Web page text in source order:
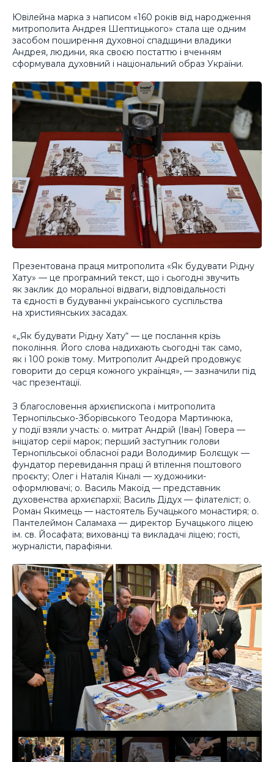
Ювілейна марка з написом «160 років від народження
митрополита Андрея Шептицького» стала ще одним
засобом поширення духовної спадщини владики
Андрея, людини, яка своєю постаттю і вченням
сформувала духовний і національний образ України.
Презентована праця митрополита «Як будувати Рідну
Хату» — це програмний текст, що і сьогодні звучить
як заклик до моральної відваги, відповідальності
та єдності в будуванні українського суспільства
на християнських засадах.
«„Як будувати Рідну Хату“ — це послання крізь
покоління. Його слова надихають сьогодні так само,
як і 100 років тому. Митрополит Андрей продовжує
говорити до серця кожного українця», — зазначили під
час презентації.
З благословення архиєпископа і митрополита
Тернопільсько-Зборівського Теодора Мартинюка,
у події взяли участь: о. митрат Андрій (Іван) Говера —
ініціатор серії марок; перший заступник голови
Тернопільської обласної ради Володимир Болєщук —
фундатор перевидання праці й втілення поштового
проєкту; Олег і Наталія Кіналі — художники-
оформлювачі; о. Василь Макоїд — представник
духовенства архиєпархії; Василь Дідух — філателіст; о.
Роман Якимець — настоятель Бучацького монастиря; о.
Пантелеймон Саламаха — директор Бучацького ліцею
ім. св. Йосафата; вихованці та викладачі ліцею; гості,
журналісти, парафіяни.